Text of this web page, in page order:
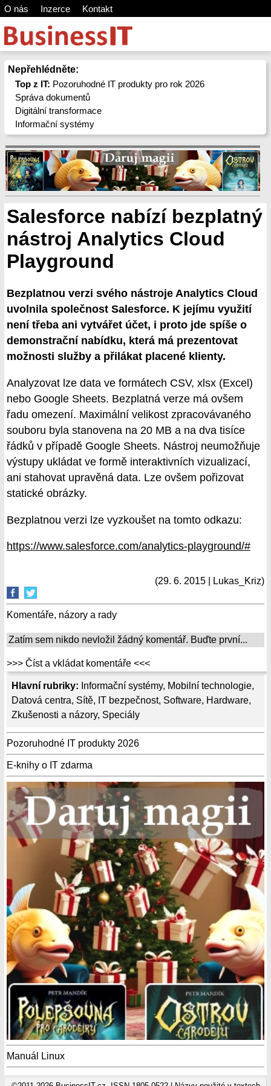
O nás Inzerce Kontakt
Nepřehlédněte:
Top z IT: Pozoruhodné IT produkty pro rok 2026
Správa dokumentů
Digitální transformace
Informační systémy
Hlavní rubriky: Informační systémy, Mobilní technologie,
Datová centra, Sítě, IT bezpečnost, Software, Hardware,
Zkušenosti a názory, Speciály
Pozoruhodné IT produkty 2026
E-knihy o IT zdarma
Manuál Linux
Salesforce nabízí bezplatný
nástroj Analytics Cloud
Playground
Bezplatnou verzi svého nástroje Analytics Cloud
uvolnila společnost Salesforce. K jejímu využití
není třeba ani vytvářet účet, i proto jde spíše o
demonstrační nabídku, která má prezentovat
možnosti služby a přilákat placené klienty.
Analyzovat lze data ve formátech CSV, xlsx (Excel)
nebo Google Sheets. Bezplatná verze má ovšem
řadu omezení. Maximální velikost zpracovávaného
souboru byla stanovena na 20 MB a na dva tisíce
řádků v případě Google Sheets. Nástroj neumožňuje
výstupy ukládat ve formě interaktivních vizualizací,
ani stahovat upravěná data. Lze ovšem pořizovat
statické obrázky.
Bezplatnou verzi lze vyzkoušet na tomto odkazu:
https://www.salesforce.com/analytics-playground/#
(29. 6. 2015 | Lukas_Kriz)
Komentáře, názory a rady
Zatím sem nikdo nevložil žádný komentář. Buďte první...
>>> Číst a vkládat komentáře <<<